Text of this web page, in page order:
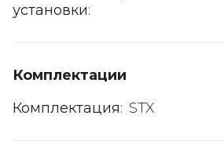
установки:
Комплектации
Комплектация: STX